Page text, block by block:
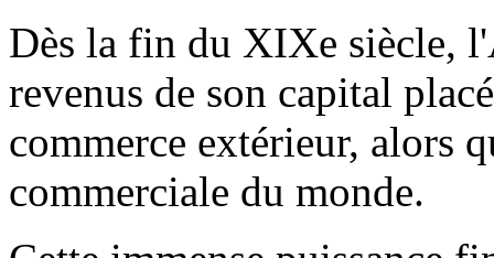
Dès la fin du XIXe siècle,
revenus de son capital
commerce extérieur, alors
commerciale du monde.